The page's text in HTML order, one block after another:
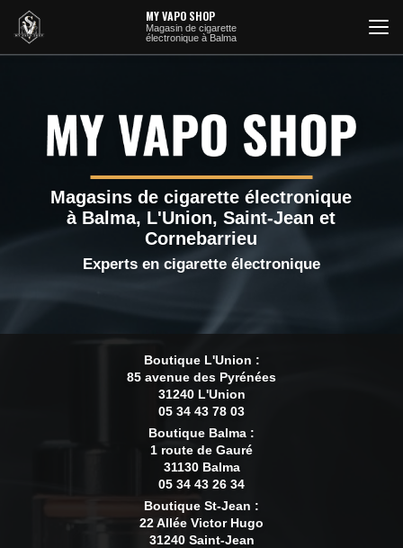
contenu
principal
MY VAPO SHOP
Magasin de cigarette
électronique à Balma
Magasins de cigarette électronique
à Balma, L'Union, Saint-Jean et
Cornebarrieu
Experts en cigarette électronique
Boutique L'Union :
85 avenue des Pyrénées
31240 L'Union
05 34 43 78 03
Boutique Balma :
1 route de Gauré
31130 Balma
05 34 43 26 34
Boutique St-Jean :
22 Allée Victor Hugo
31240 Saint-Jean